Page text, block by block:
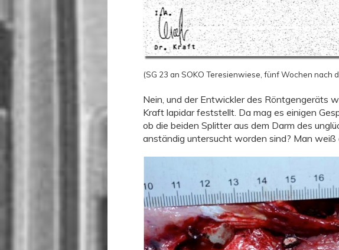
(SG 23 an SOKO Teresienwiese, fünf Wochen nach
Nein, und der Entwickler des Röntgengeräts
Kraft lapidar feststellt. Da mag es einigen
ob die beiden Splitter aus dem Darm des
anständig untersucht worden sind? Man weiß